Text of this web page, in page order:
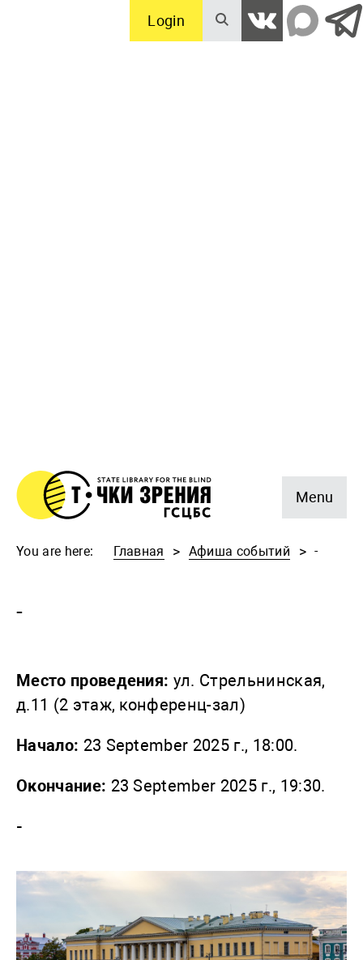
Menu
Login
You are here: Главная Афиша событий -
-
Место проведения: ул. Стрельнинская,
д.11 (2 этаж, конференц-зал)
Начало: 23 September 2025 г., 18:00.
Окончание: 23 September 2025 г., 19:30.
-